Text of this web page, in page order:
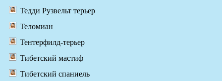
Тедди Рузвельт терьер
Теломиан
Тентерфилд-терьер
Тибетский мастиф
Тибетский спаниель